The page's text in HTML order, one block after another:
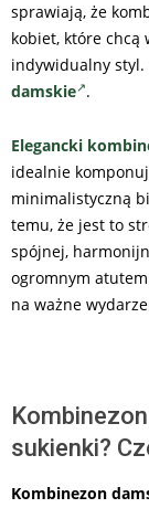
sprawiają, że
kobiet, które chcą
indywidualny styl.
damskie .
Elegancki
idealnie
minimalistyczną
temu, że jest to
spójnej,
ogromnym
na ważne
sukienki?
Kombinezon